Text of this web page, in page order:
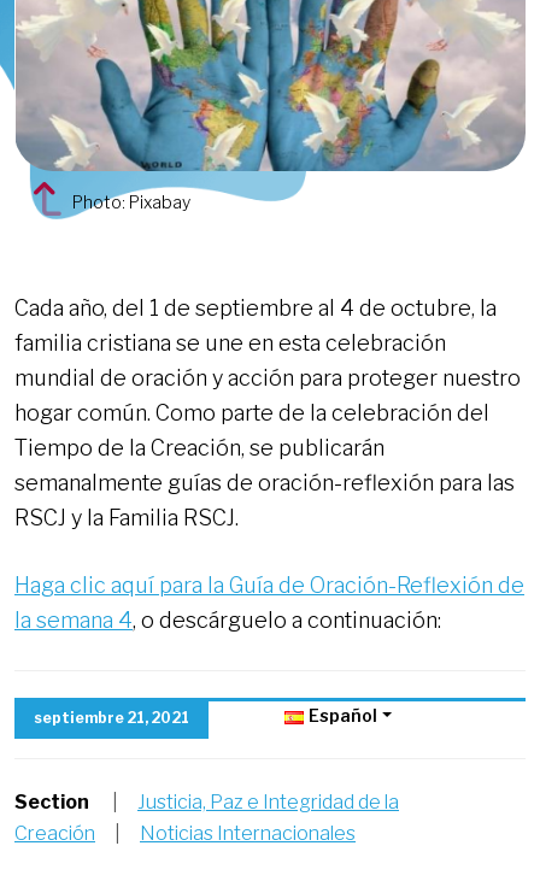
Photo: Pixabay
Cada año, del 1 de septiembre al 4 de octubre, la
familia cristiana se une en esta celebración
mundial de oración y acción para proteger nuestro
hogar común. Como parte de la celebración del
Tiempo de la Creación, se publicarán
semanalmente guías de oración-reflexión para las
RSCJ y la Familia RSCJ.
Haga clic aquí para la Guía de Oración-Reflexión de
la semana 4, o descárguelo a continuación:
septiembre 21, 2021 Español
Section
Justicia, Paz e Integridad de la
Creación
Noticias Internacionales